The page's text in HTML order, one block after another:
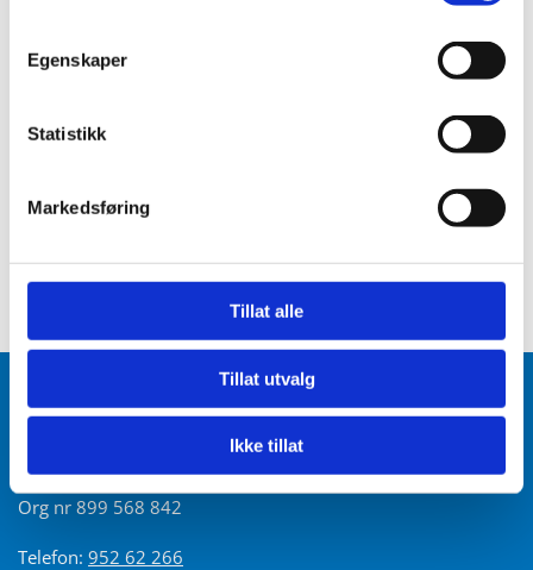
Egenskaper
Statistikk
Markedsføring
Tillat alle
Tillat utvalg
Ikke tillat
Jakobsen Elektroverksted AS
Org nr 899 568 842
Telefon: 952 62 266